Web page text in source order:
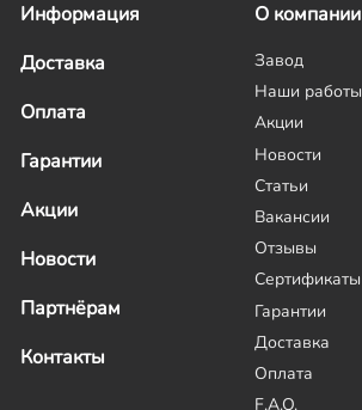
Информация
Доставка
Оплата
Гарантии
Акции
Новости
Партнёрам
Контакты
О компании
Завод
Наши работы
Акции
Новости
Статьи
Вакансии
Отзывы
Сертификаты
Гарантии
Доставка
Оплата
F.A.Q.